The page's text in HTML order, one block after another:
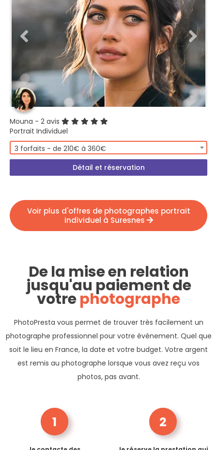
Mouna - 2 avis
Portrait Individuel
3 forfaits - de 210€ à 360€
Détail et réservation
Voir plus d'offres de photographes portrait
individuel à Suresnes
De la mise en relation
jusqu'au paiement de
votrephotographe
PhotoPresta vous permet de trouver très facilement un
photographe professionnel pour votre événement. Quel que
soit le lieu en France, la date et votre budget. Votre argent
est remis au photographe lorsque vous avez reçu vos
photos, pas avant.
1 2